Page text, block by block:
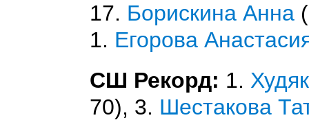
17. Борискина Анна
1. Егорова
СШ Рекорд: 1.
70), 3. Шестакова